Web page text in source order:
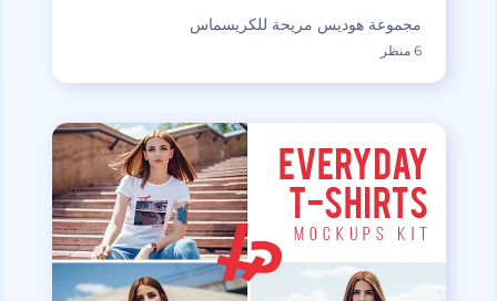
مجموعة هوديس مريحة للكريسماس
6 منظر